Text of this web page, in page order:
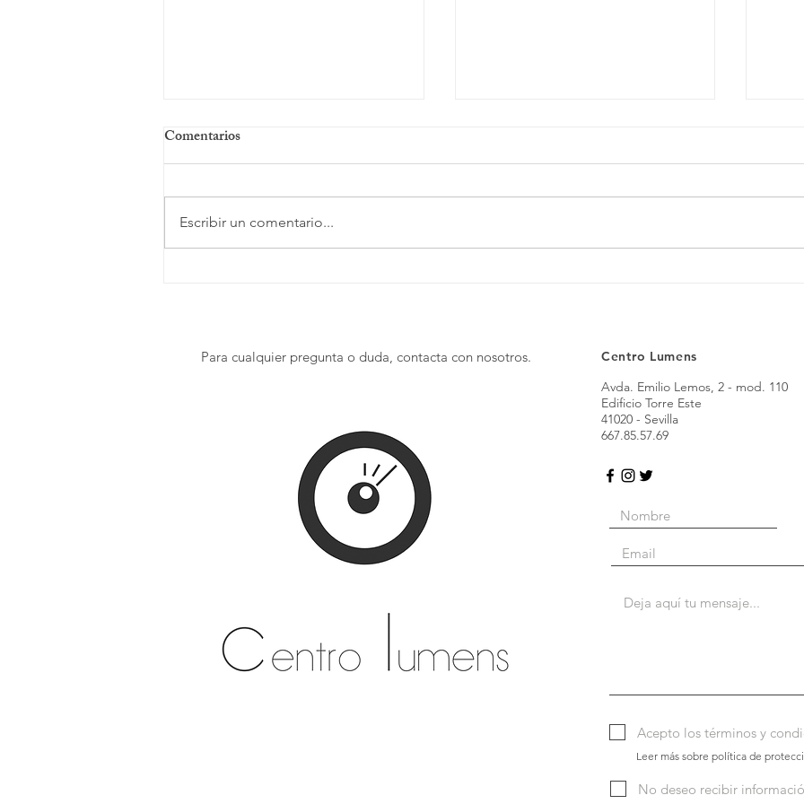
Comentarios
Escribir un comentario...
Para cualquier pregunta o duda, contacta con nosotros.
Centro Lumens
Avda. Emilio Lemos, 2 - mod. 110
Edificio Torre Este
41020 - Sevilla
667.85.57.69
Acepto los términos y
Leer más sobre política de
No deseo recibir